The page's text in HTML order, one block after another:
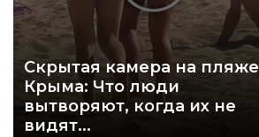
Скрытая камера на пляже
Крыма: Что люди
вытворяют, когда их не
видят...